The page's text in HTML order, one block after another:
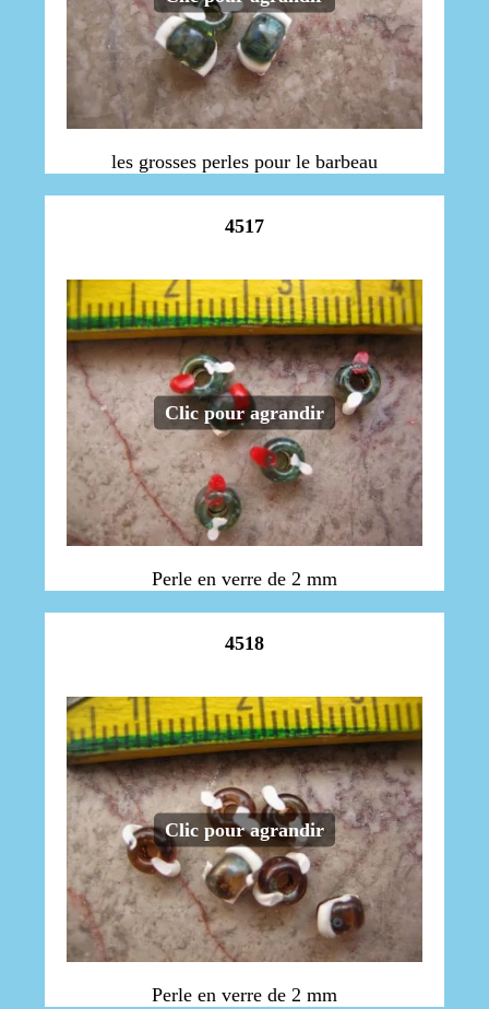
les grosses perles pour le barbeau
4517
Clic pour agrandir
Perle en verre de 2 mm
4518
Clic pour agrandir
Perle en verre de 2 mm